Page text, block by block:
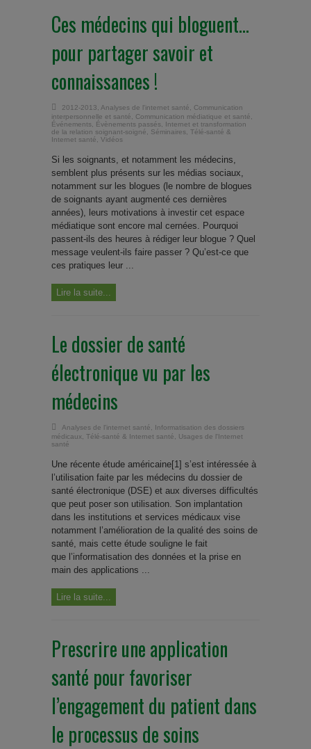
Ces médecins qui bloguent…
pour partager savoir et
connaissances !
2012-2013 Analyses de l'internet santé
Communication
interpersonnelle et santé
Communication médiatique et santé
Événements
Évènements passés
Internet et transformation
de la relation soignant-soigné
Séminaires Télé-santé &
Internet santé
Vidéos
Si les soignants, et notamment les médecins,
semblent plus présents sur les médias sociaux,
notamment sur les blogues (le nombre de blogues
de soignants ayant augmenté ces dernières
années), leurs motivations à investir cet espace
médiatique sont encore mal cernées. Pourquoi
passent-ils des heures à rédiger leur blogue ? Quel
message veulent-ils faire passer ? Qu’est-ce que
ces pratiques leur ...
Lire la suite...
Le dossier de santé
électronique vu par les
médecins
Analyses de l'internet santé
Informatisation des dossiers
médicaux
Télé-santé & Internet santé
Usages de l'Internet
santé
Une récente étude américaine[1] s’est intéressée à
l’utilisation faite par les médecins du dossier de
santé électronique (DSE) et aux diverses difficultés
que peut poser son utilisation. Son implantation
dans les institutions et services médicaux vise
notamment l’amélioration de la qualité des soins de
santé, mais cette étude souligne le fait
que l’informatisation des données et la prise en
main des applications ...
Lire la suite...
Prescrire une application
santé pour favoriser
l’engagement du patient dans
le processus de soins